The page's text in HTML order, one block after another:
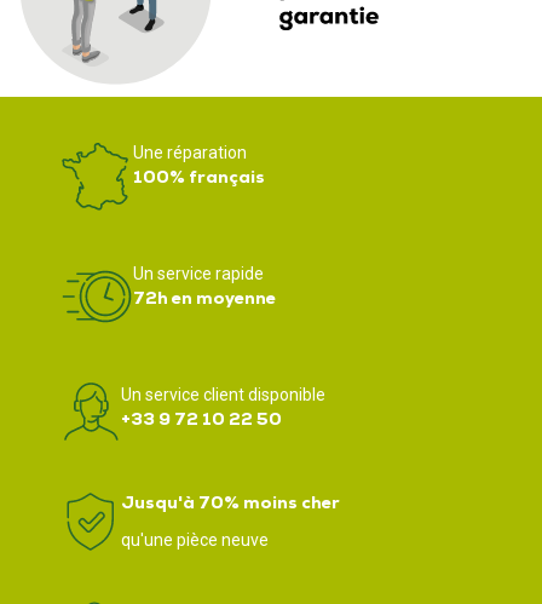
Une réparation
100% français
Un service rapide
72h en moyenne
Un service client disponible
+33 9 72 10 22 50
Jusqu'à 70% moins cher
qu'une pièce neuve